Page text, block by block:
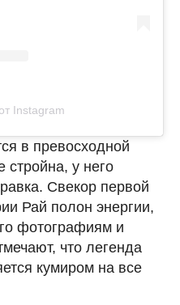
Instagram
в превосходной
стройна, у него
Свекор первой
Рай полон энергии,
фотографиям и
что легенда
кумиром на все